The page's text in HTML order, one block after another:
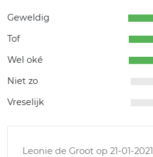
Geweldig
Tof
Wel oké
Niet zo
Vreselijk
Leonie de Groot op 21-01-2021